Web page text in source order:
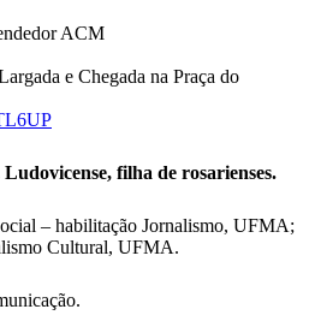
ACM
e Chegada na Praça do
filha de rosarienses.
– habilitação Jornalismo, UFMA;
Cultural, UFMA.